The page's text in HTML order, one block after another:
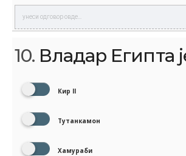
10. Владар Египта
Кир II
Тутанкамон
Хамураби